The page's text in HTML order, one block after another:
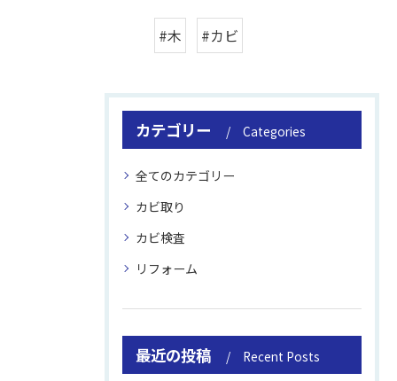
#木 #カビ
カテゴリー Categories
全てのカテゴリー
カビ取り
カビ検査
リフォーム
最近の投稿 Recent Posts